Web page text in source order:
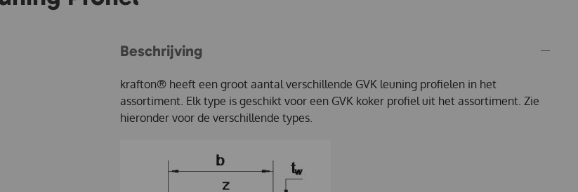
Beschrijving
krafton® heeft een groot aantal verschillende GVK leuning profielen in het
assortiment. Elk type is geschikt voor een GVK koker profiel uit het assortiment. Zie
hieronder voor de verschillende types.